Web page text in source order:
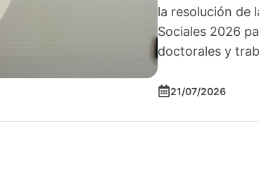
la resolución de
Sociales 2026
doctorales y
21/07/2026